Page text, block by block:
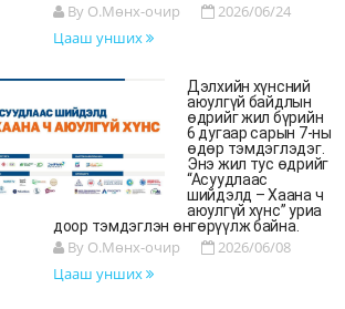
By О.Мөнх-очир
2026/06/24
Цааш унших
Дэлхийн хүнсний
аюулгүй байдлын
өдрийг жил бүрийн
6 дугаар сарын 7-ны
өдөр тэмдэглэдэг.
Энэ жил тус өдрийг
“Асуудлаас
шийдэлд – Хаана ч
аюулгүй хүнс” уриа
доор тэмдэглэн өнгөрүүлж байна.
By О.Мөнх-очир
2026/06/08
Цааш унших